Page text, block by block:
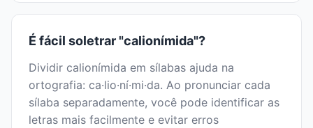
É fácil soletrar "calionímida"?
Dividir calionímida em sílabas ajuda na
ortografia: ca·lio·ní·mi·da. Ao pronunciar cada
sílaba separadamente, você pode identificar as
letras mais facilmente e evitar erros